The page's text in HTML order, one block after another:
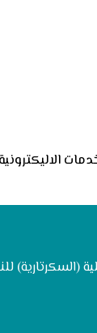
الاليكترونية
(السكرتارية)